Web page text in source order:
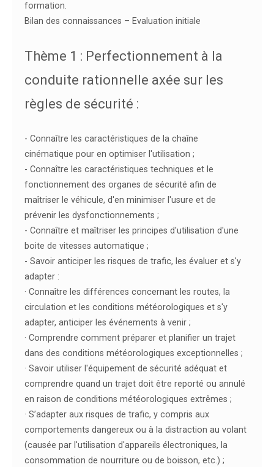
formation.
Bilan des connaissances – Evaluation initiale
Thème 1 : Perfectionnement à la
conduite rationnelle axée sur les
règles de sécurité :
- Connaître les caractéristiques de la chaîne
cinématique pour en optimiser l'utilisation ;
- Connaître les caractéristiques techniques et le
fonctionnement des organes de sécurité afin de
maîtriser le véhicule, d'en minimiser l'usure et de
prévenir les dysfonctionnements ;
- Connaître et maîtriser les principes d'utilisation d'une
boite de vitesses automatique ;
- Savoir anticiper les risques de trafic, les évaluer et s'y
adapter :
· Connaître les différences concernant les routes, la
circulation et les conditions météorologiques et s'y
adapter, anticiper les événements à venir ;
· Comprendre comment préparer et planifier un trajet
dans des conditions météorologiques exceptionnelles ;
· Savoir utiliser l'équipement de sécurité adéquat et
comprendre quand un trajet doit être reporté ou annulé
en raison de conditions météorologiques extrêmes ;
· S’adapter aux risques de trafic, y compris aux
comportements dangereux ou à la distraction au volant
(causée par l'utilisation d'appareils électroniques, la
consommation de nourriture ou de boisson, etc.) ;